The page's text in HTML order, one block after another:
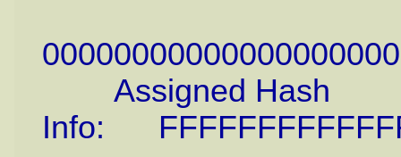
Assigned Hash
Info: